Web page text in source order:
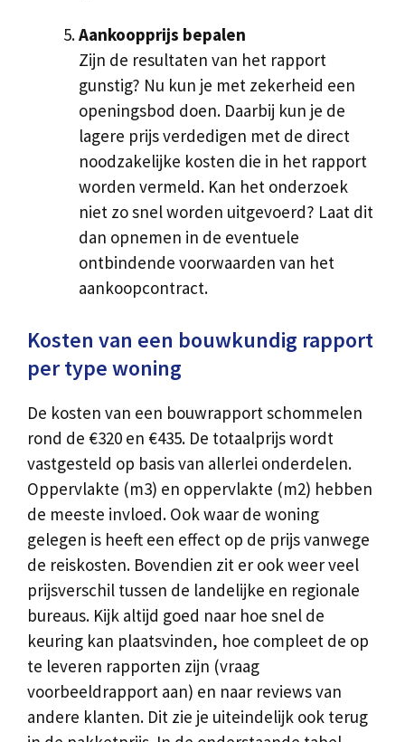
Aankoopprijs bepalen
Zijn de resultaten van het rapport
gunstig? Nu kun je met zekerheid een
openingsbod doen. Daarbij kun je de
lagere prijs verdedigen met de direct
noodzakelijke kosten die in het rapport
worden vermeld. Kan het onderzoek
niet zo snel worden uitgevoerd? Laat dit
dan opnemen in de eventuele
ontbindende voorwaarden van het
aankoopcontract.
Kosten van een bouwkundig rapport
per type woning
De kosten van een bouwrapport schommelen
rond de €320 en €435. De totaalprijs wordt
vastgesteld op basis van allerlei onderdelen.
Oppervlakte (m3) en oppervlakte (m2) hebben
de meeste invloed. Ook waar de woning
gelegen is heeft een effect op de prijs vanwege
de reiskosten. Bovendien zit er ook weer veel
prijsverschil tussen de landelijke en regionale
bureaus. Kijk altijd goed naar hoe snel de
keuring kan plaatsvinden, hoe compleet de op
te leveren rapporten zijn (vraag
voorbeeldrapport aan) en naar reviews van
andere klanten. Dit zie je uiteindelijk ook terug